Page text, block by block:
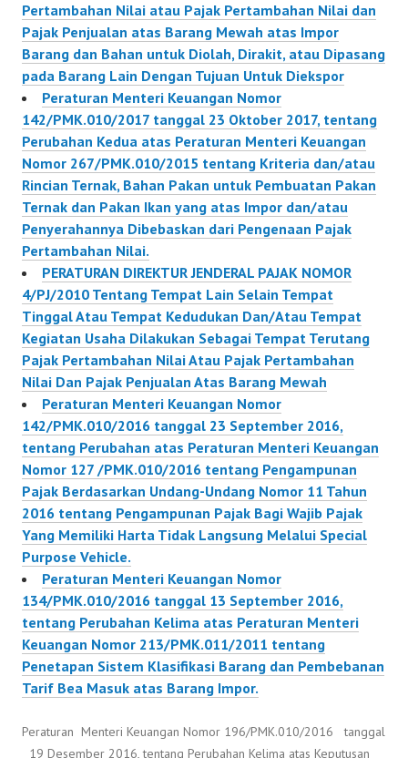
Pertambahan Nilai atau Pajak Pertambahan Nilai dan
Pajak Penjualan atas Barang Mewah atas Impor
Barang dan Bahan untuk Diolah, Dirakit, atau Dipasang
pada Barang Lain Dengan Tujuan Untuk Diekspor
Peraturan Menteri Keuangan Nomor
142/PMK.010/2017 tanggal 23 Oktober 2017, tentang
Perubahan Kedua atas Peraturan Menteri Keuangan
Nomor 267/PMK.010/2015 tentang Kriteria dan/atau
Rincian Ternak, Bahan Pakan untuk Pembuatan Pakan
Ternak dan Pakan Ikan yang atas Impor dan/atau
Penyerahannya Dibebaskan dari Pengenaan Pajak
Pertambahan Nilai.
PERATURAN DIREKTUR JENDERAL PAJAK NOMOR
4/PJ/2010 Tentang Tempat Lain Selain Tempat
Tinggal Atau Tempat Kedudukan Dan/Atau Tempat
Kegiatan Usaha Dilakukan Sebagai Tempat Terutang
Pajak Pertambahan Nilai Atau Pajak Pertambahan
Nilai Dan Pajak Penjualan Atas Barang Mewah
Peraturan Menteri Keuangan Nomor
142/PMK.010/2016 tanggal 23 September 2016,
tentang Perubahan atas Peraturan Menteri Keuangan
Nomor 127 /PMK.010/2016 tentang Pengampunan
Pajak Berdasarkan Undang-Undang Nomor 11 Tahun
2016 tentang Pengampunan Pajak Bagi Wajib Pajak
Yang Memiliki Harta Tidak Langsung Melalui Special
Purpose Vehicle.
Peraturan Menteri Keuangan Nomor
134/PMK.010/2016 tanggal 13 September 2016,
tentang Perubahan Kelima atas Peraturan Menteri
Keuangan Nomor 213/PMK.011/2011 tentang
Penetapan Sistem Klasifikasi Barang dan Pembebanan
Tarif Bea Masuk atas Barang Impor.
Peraturan Menteri Keuangan Nomor 196/PMK.010/2016 tanggal
19 Desember 2016, tentang Perubahan Kelima atas Keputusan